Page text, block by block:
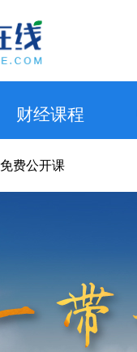
免费公开课
财经课程